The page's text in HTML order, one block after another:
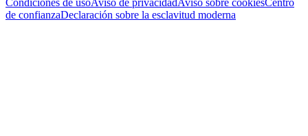
de confianzaDeclaración sobre la esclavitud moderna